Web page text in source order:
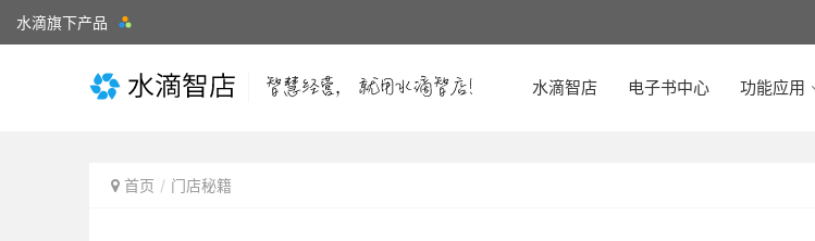
水滴旗下产品
水滴智店 电子书中心 功能应用
首页 门店秘籍